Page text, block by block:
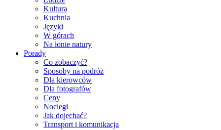
Kultura
Kuchnia
Języki
W górach
Na łonie natury
Porady
Co zobaczyć?
Sposoby na podróż
Dla kierowców
Dla fotografów
Ceny
Noclegi
Jak dojechać?
Transport i komunikacja